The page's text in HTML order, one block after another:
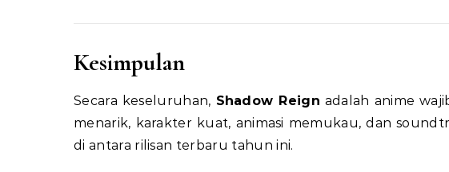
Kesimpulan
Secara keseluruhan, Shadow Reign adalah anime
menarik, karakter kuat, animasi memukau, dan
di antara rilisan terbaru tahun ini.